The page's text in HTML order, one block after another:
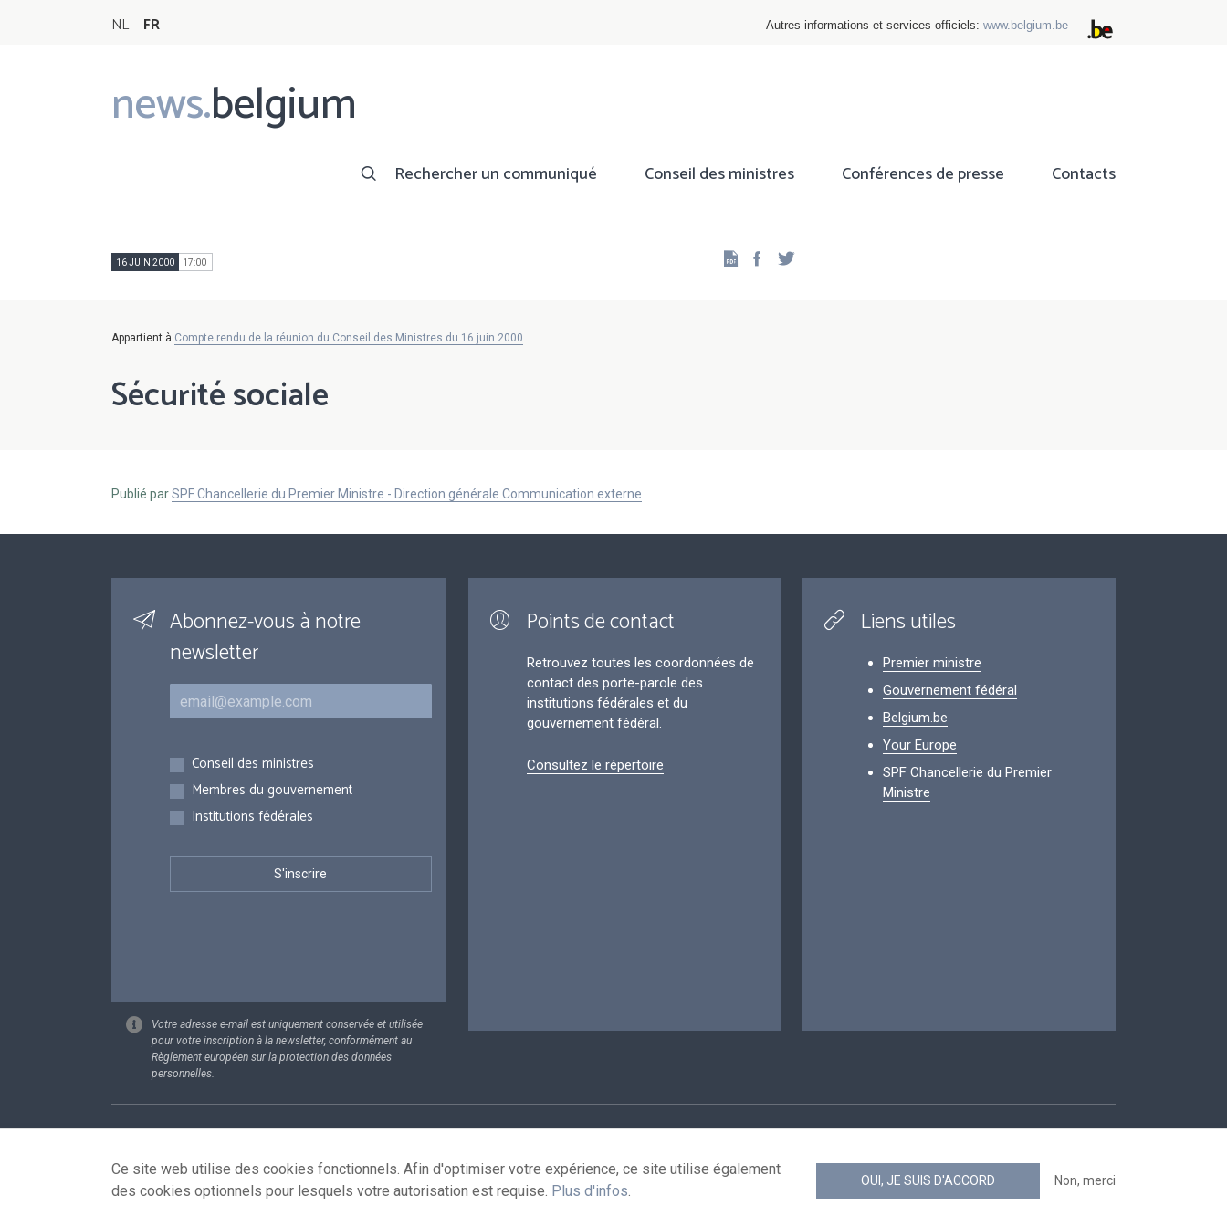
NL FR Autres informations et services officiels: www.belgium.be
news.belgium
Main
navigation
Rechercher un communiqué Conseil des ministres Conférences de presse Contacts
16 JUIN 2000 17:00 Facebook
Appartient à Compte rendu de la réunion du Conseil des Ministres du 16 juin 2000
Sécurité sociale
Publié parSPF Chancellerie du Premier Ministre - Direction générale Communication externe
Abonnez-vous à notre
newsletter
Courriel
Inscriptions
Conseil des ministres
Membres du gouvernement
Institutions fédérales
Votre adresse e-mail est uniquement conservée et utilisée
pour votre inscription à la newsletter, conformément au
Règlement européen sur la protection des données
personnelles.
Points de contact
Retrouvez toutes les coordonnées de
contact des porte-parole des
institutions fédérales et du
gouvernement fédéral.
Consultez le répertoire
Liens utiles
Premier ministre
Gouvernement fédéral
Belgium.be
Your Europe
SPF Chancellerie du Premier
Ministre
Ce site web utilise des cookies fonctionnels. Afin d'optimiser votre expérience, ce site utilise également
des cookies optionnels pour lesquels votre autorisation est requise. Plus d'infos.
OUI, JE SUIS D'ACCORD Non, merci